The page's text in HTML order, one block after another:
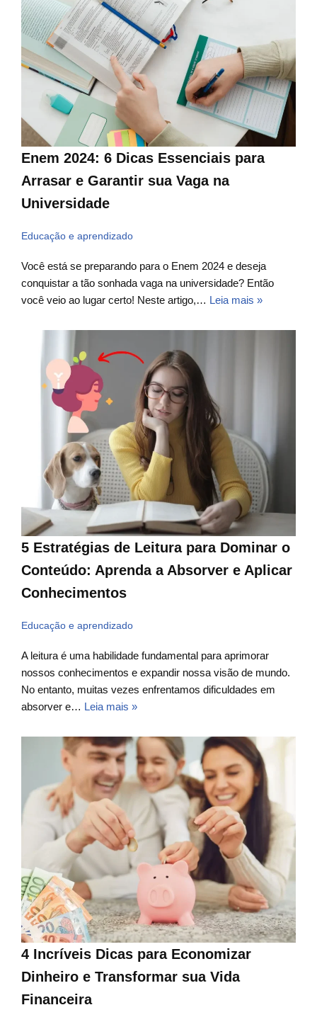
Enem 2024: 6 Dicas Essenciais para
Arrasar e Garantir sua Vaga na
Universidade
Educação e aprendizado
Você está se preparando para o Enem 2024 e deseja
conquistar a tão sonhada vaga na universidade? Então
você veio ao lugar certo! Neste artigo,… Leia mais »
5 Estratégias de Leitura para Dominar o
Conteúdo: Aprenda a Absorver e Aplicar
Conhecimentos
Educação e aprendizado
A leitura é uma habilidade fundamental para aprimorar
nossos conhecimentos e expandir nossa visão de mundo.
No entanto, muitas vezes enfrentamos dificuldades em
absorver e… Leia mais »
4 Incríveis Dicas para Economizar
Dinheiro e Transformar sua Vida
Financeira